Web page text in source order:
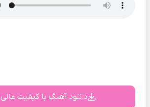
دانلود آهنگ با کیفیت عالی 320